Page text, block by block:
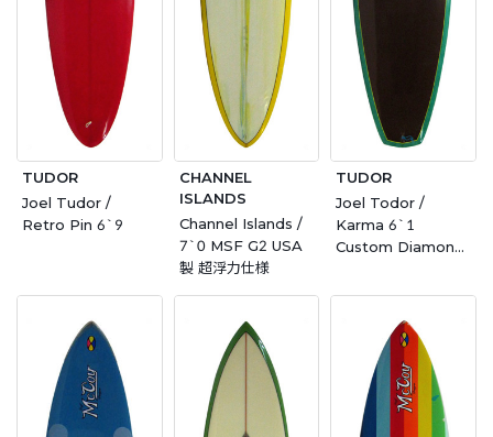
TUDOR
Joel Tudor /
Retro Pin 6`9
CHANNEL
ISLANDS
Channel Islands /
7`0 MSF G2 USA
製 超浮力仕様
TUDOR
Joel Todor /
Karma 6`1
Custom Diamond